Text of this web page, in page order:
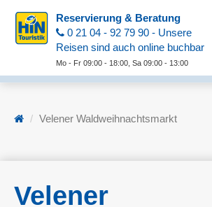
Reservierung & Beratung
0 21 04 - 92 79 90 - Unsere
Reisen sind auch online buchbar
Mo - Fr 09:00 - 18:00, Sa 09:00 - 13:00
Velener Waldweihnachtsmarkt
Velener